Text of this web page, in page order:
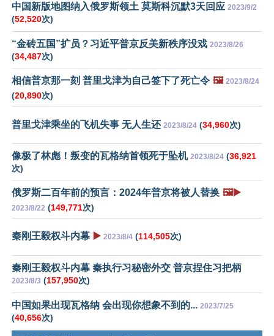
中国新版地图纳入俄罗斯领土 莫斯科沉默3天回应 2023/9/2
(52,520次)
“金砖五国”扩员？习近平普京反美新秩序没戏 2023/8/26
(34,487次)
相信普京那一刻 普里戈津为自己签下了死亡令 🖼️ 2023/8/24
(20,890次)
普里戈津乘坐的飞机失事 无人生还 2023/8/24 (34,960次)
像极了林彪！叛变的瓦格纳首领死于坠机 2023/8/24 (36,921
次)
俄罗斯二百年前的预言：2024年普京将被人替换 🖼️▶️
2023/8/22 (149,771次)
秦刚王毅权斗内幕 ▶️ 2023/8/4 (114,505次)
秦刚王毅权斗内幕 秦执行习秘密外交 普京捏住习把柄
2023/8/3 (157,950次)
中国如果出现瓦格纳 会出现你想象不到的... 2023/7/25
(40,656次)